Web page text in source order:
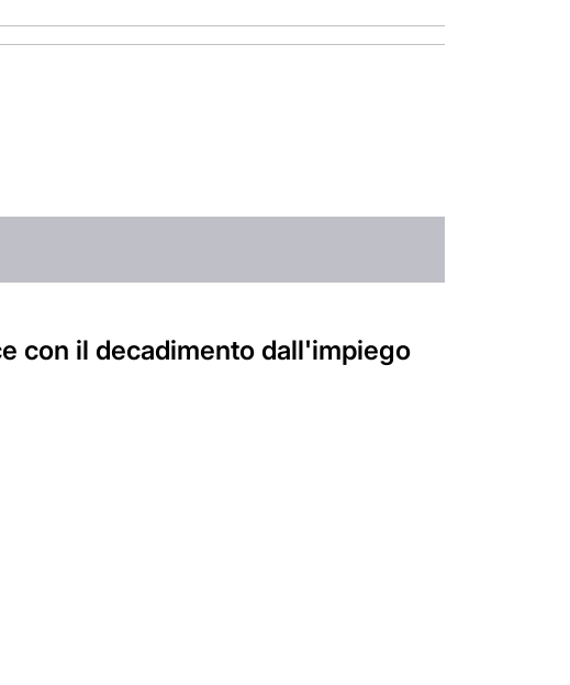
con il decadimento dall'impiego